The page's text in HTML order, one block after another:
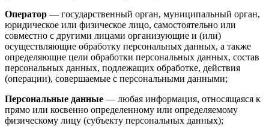
Оператор — государственный орган, муниципальный орган,
юридическое или физическое лицо, самостоятельно или
совместно с другими лицами организующие и (или)
осуществляющие обработку персональных данных, а также
определяющие цели обработки персональных данных, состав
персональных данных, подлежащих обработке, действия
(операции), совершаемые с персональными данными;
Персональные данные — любая информация, относящаяся к
прямо или косвенно определенному или определяемому
физическому лицу (субъекту персональных данных);